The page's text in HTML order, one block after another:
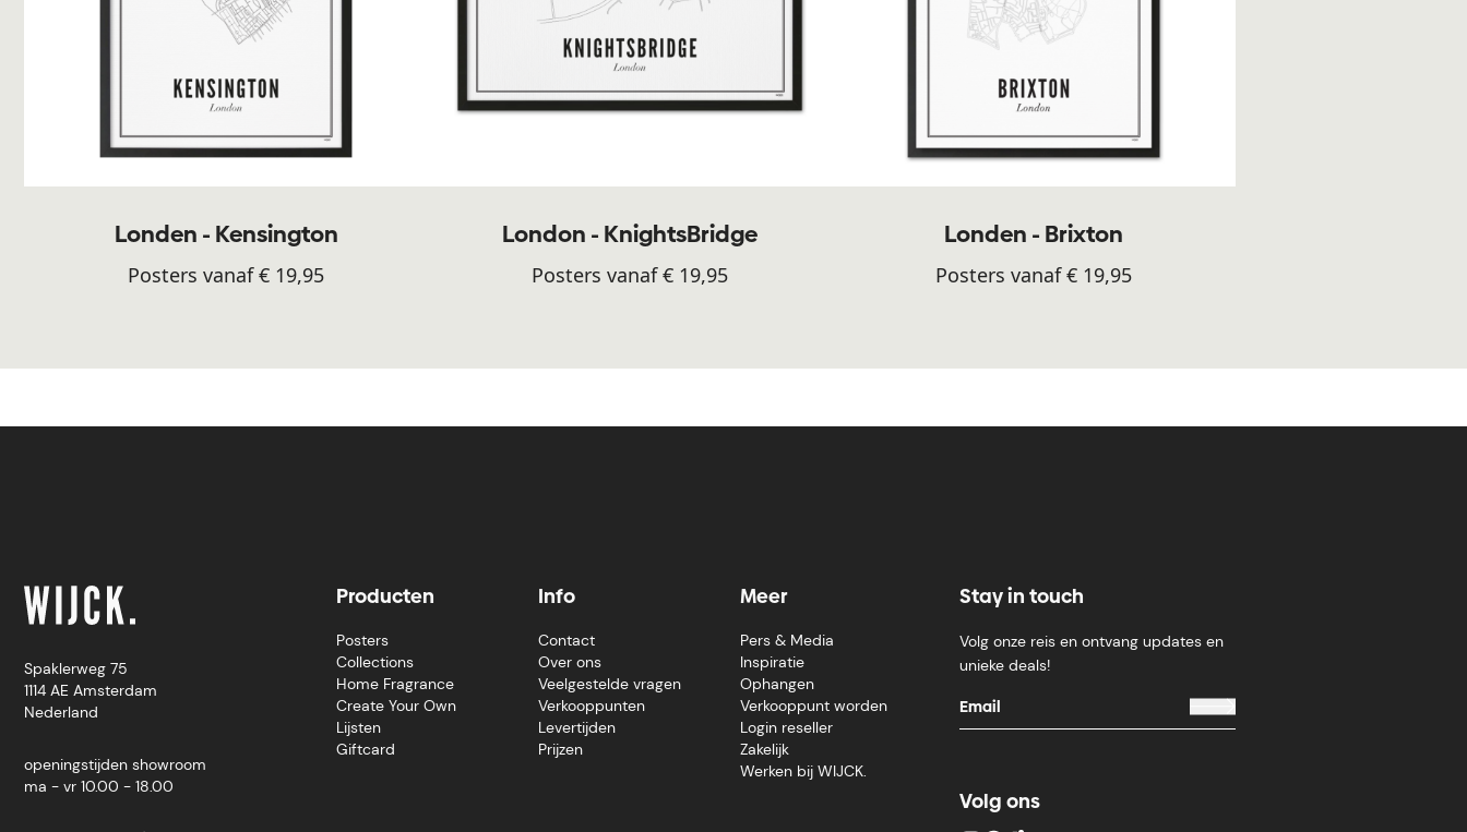
Londen - Kensington
Posters vanaf € 19,95
London - KnightsBridge
Posters vanaf € 19,95
Londen - Brixton
Posters vanaf € 19,95
Spaklerweg 75
1114 AE Amsterdam
Nederland
openingstijden showroom
ma - vr 10.00 - 18.00
Producten
Posters
Collections
Home Fragrance
Create Your Own
Lijsten
Giftcard
Info
Contact
Over ons
Veelgestelde vragen
Verkooppunten
Levertijden
Prijzen
Meer
Pers & Media
Inspiratie
Ophangen
Verkooppunt worden
Login reseller
Zakelijk
Werken bij WIJCK.
Stay in touch
Volg onze reis en ontvang updates en
unieke deals!
Volg ons